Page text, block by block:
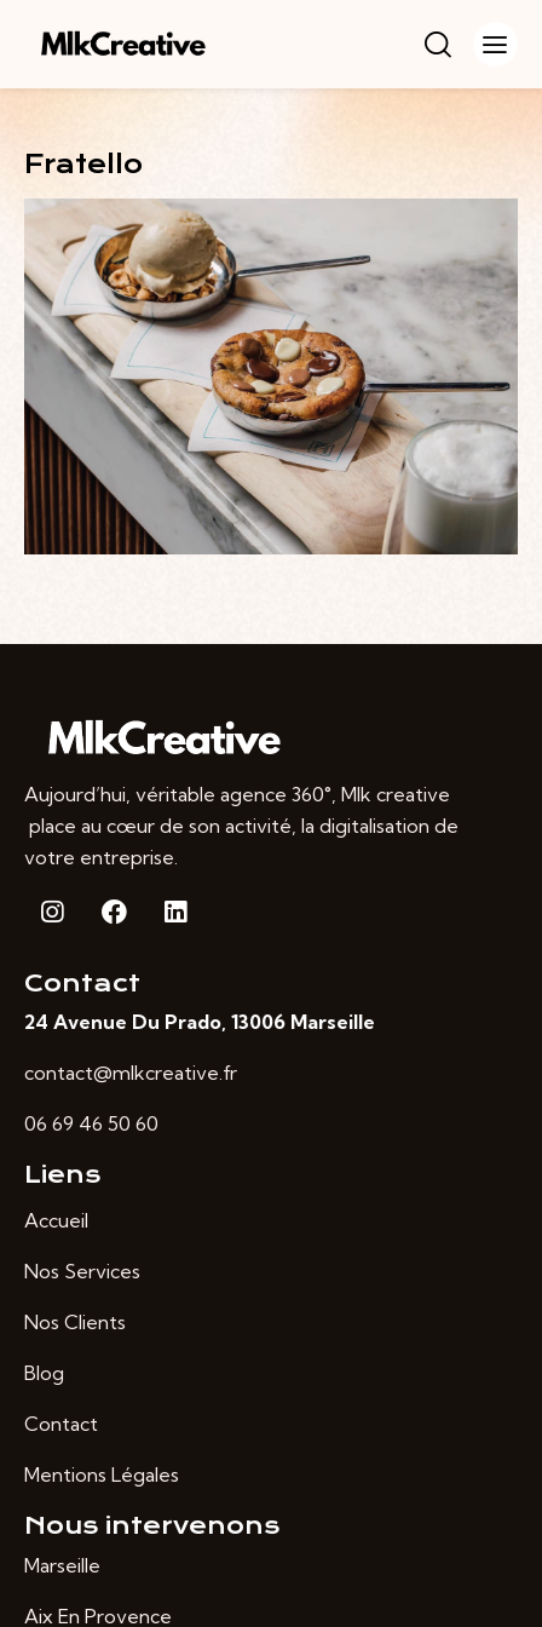
Fratello
Aujourd’hui, véritable agence 360°, Mlk creative
place au cœur de son activité, la digitalisation de
votre entreprise.
Contact
24 Avenue Du Prado, 13006 Marseille
contact@mlkcreative.fr
06 69 46 50 60
Liens
Accueil
Nos Services
Nos Clients
Blog
Contact
Mentions Légales
Nous intervenons
Marseille
Aix En Provence